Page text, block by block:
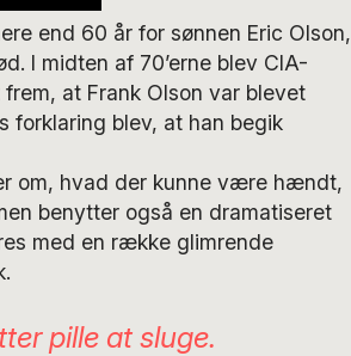
end 60 år for sønnen Eric Olson,
I midten af 70’erne blev CIA-
at Frank Olson var blevet
forklaring blev, at han begik
om, hvad der kunne være hændt,
benytter også en dramatiseret
med en række glimrende
pille at sluge.